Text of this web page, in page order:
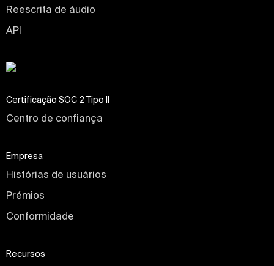
Reescrita de áudio
API
Certificação SOC 2 Tipo II
Centro de confiança
Empresa
Histórias de usuários
Prémios
Conformidade
Recursos